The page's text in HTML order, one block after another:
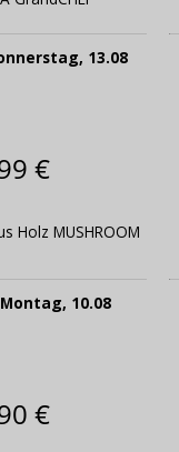
13.08
€
Holz MUSHROOM
Montag, 10.08
€